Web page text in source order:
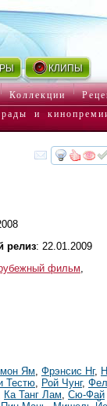
КЛИПЫ
Коллекции
и
релиз: 22.01.2009
фильм
Ям Фрэнсис Нг,
Тестю Рой Чунг,
Ка Танг Лам Сю-Фай